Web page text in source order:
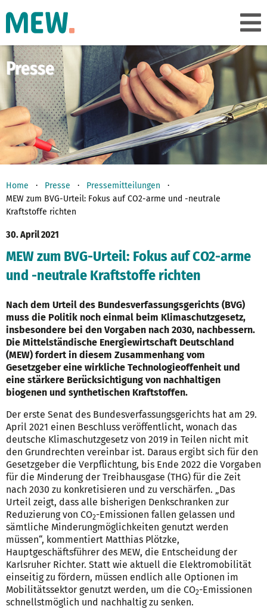
Presse
Home Presse
Pressemitteilungen
MEW zum BVG-Urteil: Fokus auf CO2-arme und -neutrale
Kraftstoffe richten
30. April 2021
MEW zum BVG-Urteil: Fokus auf CO2-arme
und -neutrale Kraftstoffe richten
Nach dem Urteil des Bundesverfassungsgerichts (BVG)
muss die Politik noch einmal beim Klimaschutzgesetz,
insbesondere bei den Vorgaben nach 2030, nachbessern.
Die Mittelständische Energiewirtschaft Deutschland
(MEW) fordert in diesem Zusammenhang vom
Gesetzgeber eine wirkliche Technologieoffenheit und
eine stärkere Berücksichtigung von nachhaltigen
biogenen und synthetischen Kraftstoffen.
Der erste Senat des Bundesverfassungsgerichts hat am 29.
April 2021 einen Beschluss veröffentlicht, wonach das
deutsche Klimaschutzgesetz von 2019 in Teilen nicht mit
den Grundrechten vereinbar ist. Daraus ergibt sich für den
Gesetzgeber die Verpflichtung, bis Ende 2022 die Vorgaben
für die Minderung der Treibhausgase (THG) für die Zeit
nach 2030 zu konkretisieren und zu verschärfen. „Das
Urteil zeigt, dass alle bisherigen Denkschranken zur
Reduzierung von CO2-Emissionen fallen gelassen und
sämtliche Minderungmöglichkeiten genutzt werden
müssen“, kommentiert Matthias Plötzke,
Hauptgeschäftsführer des MEW, die Entscheidung der
Karlsruher Richter. Statt wie aktuell die Elektromobilität
einseitig zu fördern, müssen endlich alle Optionen im
Mobilitätssektor genutzt werden, um die CO2-Emissionen
schnellstmöglich und nachhaltig zu senken.